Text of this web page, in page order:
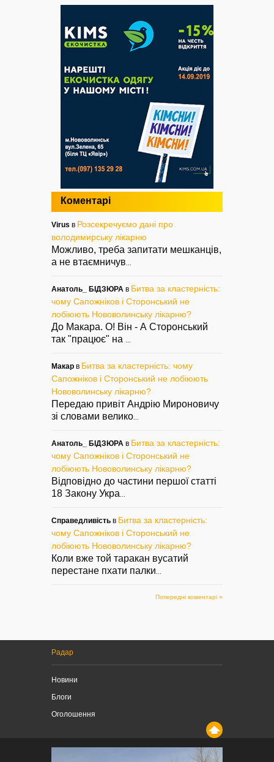
Коментарі
Virus в Розсекречуємо дані про
володимирську лікарню
Можливо, треба запитати мешканців,
а не втаємничув
Анатоль_ БІДЗЮРА в Битва за кластерність:
чому Сапожніков і Сторонський не
лобіюють Нововолинську лікарню?
До Макара. О! Він - А Сторонський
так "працює" на
Макар в Битва за кластерність: чому
Сапожніков і Сторонський не лобіюють
Нововолинську лікарню?
Передаю привіт Андрію Мироновичу
зі словами велико
Анатоль_ БІДЗЮРА в Битва за кластерність:
чому Сапожніков і Сторонський не
лобіюють Нововолинську лікарню?
Відповідно до частини першої статті
18 Закону Укра
Справедливість в Битва за кластерність:
чому Сапожніков і Сторонський не
лобіюють Нововолинську лікарню?
Коли вже той таракан вусатий
перестане пхати палки
Попередні коментарі »
Радар
Новини
Блоги
Оголошення